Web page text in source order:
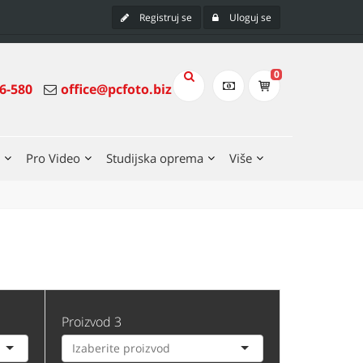
Registruj se Uloguj se
580 office@pcfoto.biz
0
Pro Video Studijska oprema Više
Proizvod 3